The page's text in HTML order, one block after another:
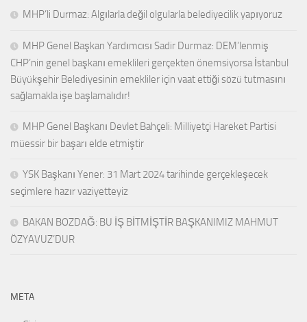
MHP’li Durmaz: Algılarla değil olgularla belediyecilik yapıyoruz
MHP Genel Başkan Yardımcısı Sadir Durmaz: DEM’lenmiş
CHP’nin genel başkanı emeklileri gerçekten önemsiyorsa İstanbul
Büyükşehir Belediyesinin emekliler için vaat ettiği sözü tutmasını
sağlamakla işe başlamalıdır!
MHP Genel Başkanı Devlet Bahçeli: Milliyetçi Hareket Partisi
müessir bir başarı elde etmiştir
YSK Başkanı Yener: 31 Mart 2024 tarihinde gerçekleşecek
seçimlere hazır vaziyetteyiz
BAKAN BOZDAĞ: BU İŞ BİTMİŞTİR BAŞKANIMIZ MAHMUT
ÖZYAVUZ’DUR
META